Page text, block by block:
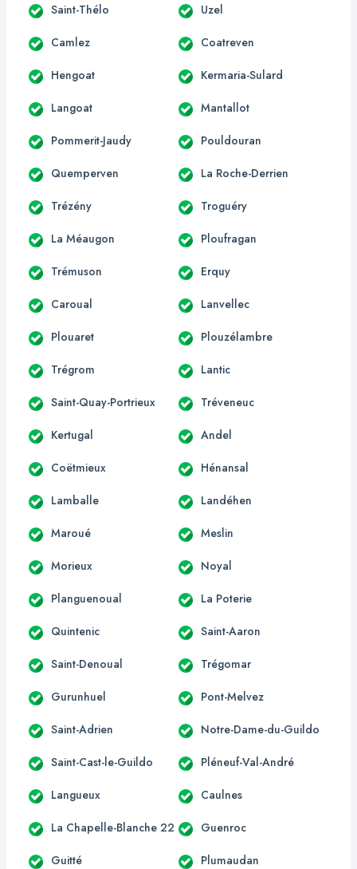
Saint-Thélo Uzel
Camlez Coatreven
Hengoat Kermaria-Sulard
Langoat Mantallot
Pommerit-Jaudy Pouldouran
Quemperven La Roche-Derrien
Trézény Troguéry
La Méaugon Ploufragan
Trémuson Erquy
Caroual Lanvellec
Plouaret Plouzélambre
Trégrom Lantic
Saint-Quay-Portrieux Tréveneuc
Kertugal Andel
Coëtmieux Hénansal
Lamballe Landéhen
Maroué Meslin
Morieux Noyal
Planguenoual La Poterie
Quintenic Saint-Aaron
Saint-Denoual Trégomar
Gurunhuel Pont-Melvez
Saint-Adrien Notre-Dame-du-Guildo
Saint-Cast-le-Guildo Pléneuf-Val-André
Langueux Caulnes
La Chapelle-Blanche 22 Guenroc
Guitté Plumaudan